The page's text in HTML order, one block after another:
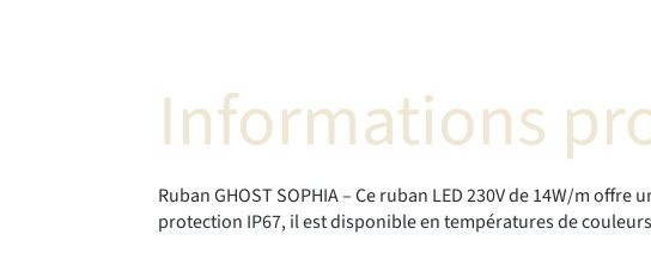
Informations
Ruban GHOST SOPHIA – Ce ruban LED 230V de 14W/m
protection IP67, il est disponible en températures de